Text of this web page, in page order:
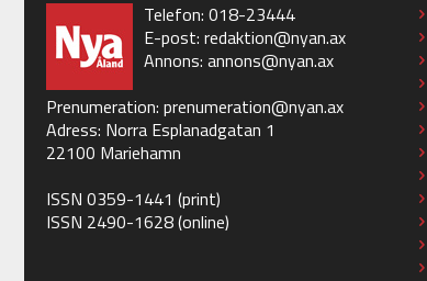
Telefon: 018-23444
E-post: redaktion@nyan.ax
Annons: annons@nyan.ax
Prenumeration: prenumeration@nyan.ax
Adress: Norra Esplanadgatan 1
22100 Mariehamn
ISSN 0359-1441 (print)
ISSN 2490-1628 (online)